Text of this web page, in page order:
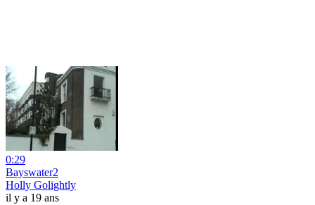
0:29
Bayswater2
Holly Golightly
il y a 19 ans